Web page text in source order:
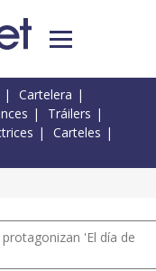
Cartelera
Tráilers
Carteles
'El día de